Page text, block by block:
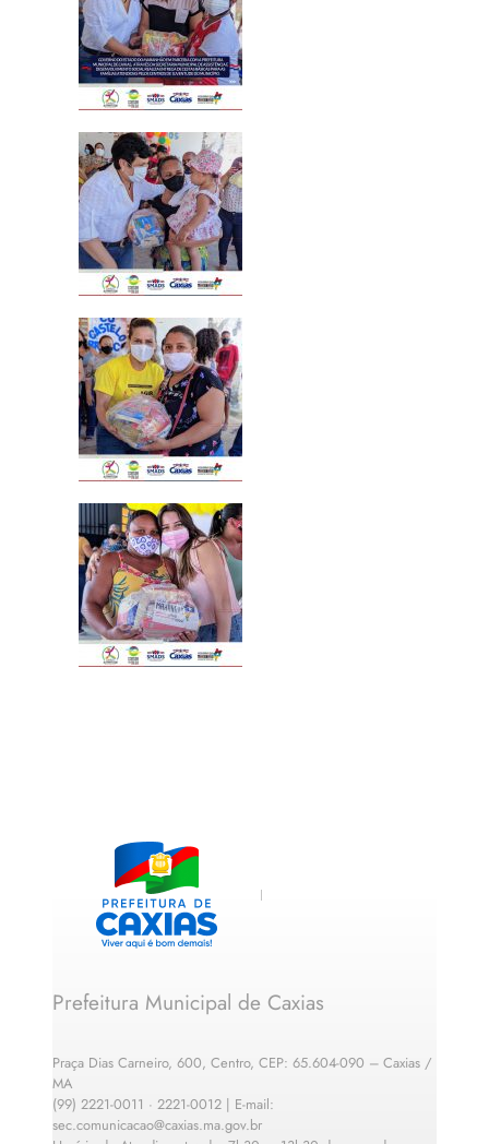
Prefeitura Municipal de Caxias
Praça Dias Carneiro, 600, Centro, CEP: 65.604-090 – Caxias /
MA
(99) 2221-0011 · 2221-0012 | E-mail:
sec.comunicacao@caxias.ma.gov.br